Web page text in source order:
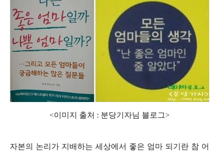
<이미지 출처 : 분당기자님 블로그>
자본의 논리가 지배하는 세상에서 좋은 엄마 되기란 참 어